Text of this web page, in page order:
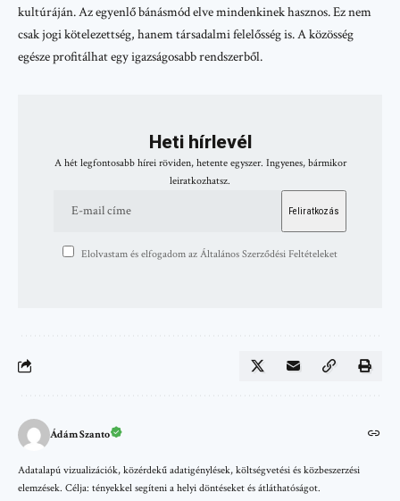
kultúráján. Az egyenlő bánásmód elve mindenkinek hasznos. Ez nem
csak jogi kötelezettség, hanem társadalmi felelősség is. A közösség
egésze profitálhat egy igazságosabb rendszerből.
Heti hírlevél
A hét legfontosabb hírei röviden, hetente egyszer. Ingyenes, bármikor
leiratkozhatsz.
Elolvastam és elfogadom az Általános Szerződési Feltételeket
Ádám Szanto
Adatalapú vizualizációk, közérdekű adatigénylések, költségvetési és közbeszerzési
elemzések. Célja: tényekkel segíteni a helyi döntéseket és átláthatóságot.